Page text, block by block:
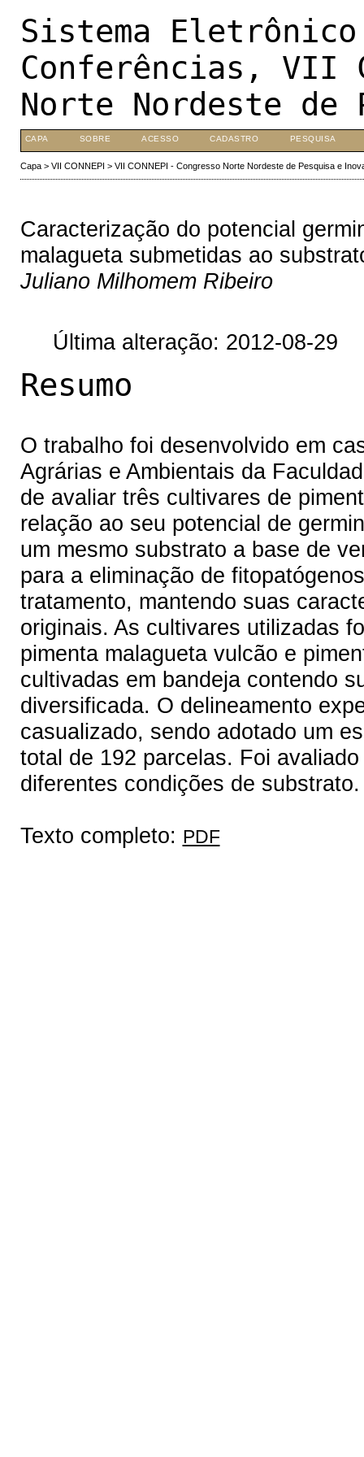
Sistema
Conferências, VII
Norte Nordeste de
CAPA SOBRE ACESSO CADASTRO PESQUISA
Capa> VII CONNEPI > VII CONNEPI - Congresso Norte Nordeste de Pesquisa e
Caracterização do potencial
malagueta submetidas ao
Juliano Milhomem Ribeiro
Última alteração: 2012-08-29
Resumo
O trabalho foi desenvolvido em
Agrárias e Ambientais da
de avaliar três cultivares de
relação ao seu potencial de
um mesmo substrato a base de
para a eliminação de
tratamento, mantendo suas
originais. As cultivares utilizadas
pimenta malagueta vulcão e
cultivadas em bandeja contendo
diversificada. O delineamento
casualizado, sendo adotado um
total de 192 parcelas. Foi
diferentes condições de
Texto completo: PDF